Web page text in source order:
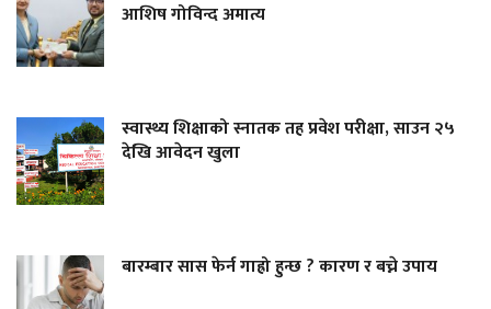
आशिष गोविन्द अमात्य
स्वास्थ्य शिक्षाको स्नातक तह प्रवेश परीक्षा, साउन २५
देखि आवेदन खुला
बारम्बार सास फेर्न गाह्रो हुन्छ ? कारण र बच्ने उपाय